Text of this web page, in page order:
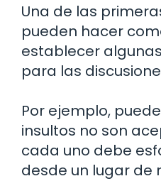
Una de las
pueden hacer
establecer
para las
Por ejemplo,
insultos no son
cada uno debe
desde un lugar de